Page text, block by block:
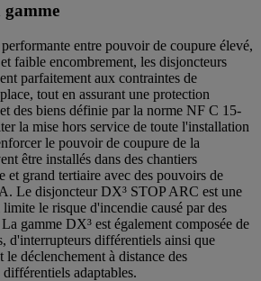
entre pouvoir de coupure élevé,
faible encombrement, les disjoncteurs
parfaitement aux contraintes de
tout en assurant une protection
des biens définie par la norme NF C 15-
la mise hors service de toute l'installation
le pouvoir de coupure de la
être installés dans des chantiers
et grand tertiaire avec des pouvoirs de
Le disjoncteur DX³ STOP ARC est une
le risque d'incendie causé par des
gamme DX³ est également composée de
d'interrupteurs différentiels ainsi que
déclenchement à distance des
adaptables.